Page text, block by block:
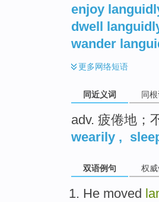
enjoy
dwell
wander
更多网络短语
同近义词 同根
adv. 疲倦地；
wearily ,
双语例句 权
He moved